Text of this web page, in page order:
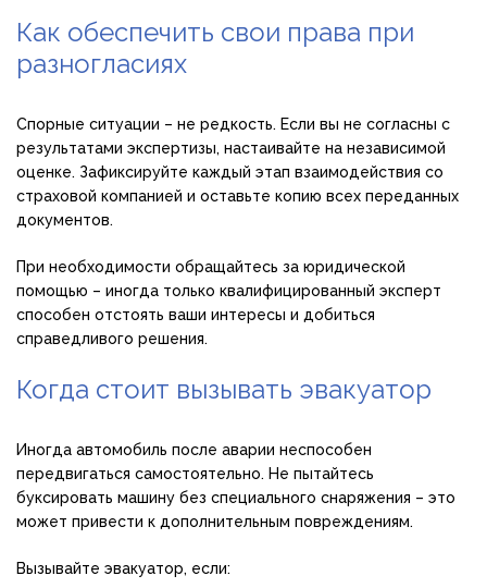
Как обеспечить свои права при
разногласиях
Спорные ситуации – не редкость. Если вы не согласны с
результатами экспертизы, настаивайте на независимой
оценке. Зафиксируйте каждый этап взаимодействия со
страховой компанией и оставьте копию всех переданных
документов.
При необходимости обращайтесь за юридической
помощью – иногда только квалифицированный эксперт
способен отстоять ваши интересы и добиться
справедливого решения.
Когда стоит вызывать эвакуатор
Иногда автомобиль после аварии неспособен
передвигаться самостоятельно. Не пытайтесь
буксировать машину без специального снаряжения – это
может привести к дополнительным повреждениям.
Вызывайте эвакуатор, если: